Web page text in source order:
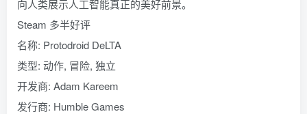
向人类展示人工智能真正的美好前景。
Steam 多半好评
名称: Protodroid DeLTA
类型: 动作, 冒险, 独立
开发商: Adam Kareem
发行商: Humble Games